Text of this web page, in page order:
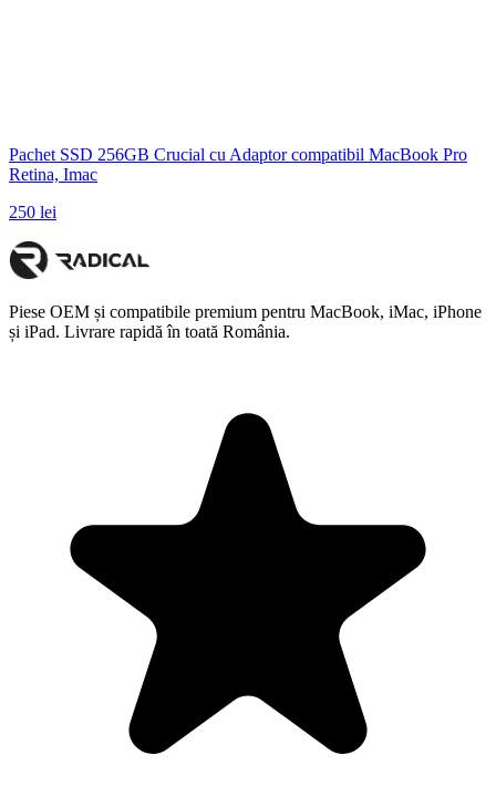
Pachet SSD 256GB Crucial cu Adaptor compatibil MacBook Pro
Retina, Imac
250 lei
Piese OEM și compatibile premium pentru MacBook, iMac, iPhone
și iPad. Livrare rapidă în toată România.